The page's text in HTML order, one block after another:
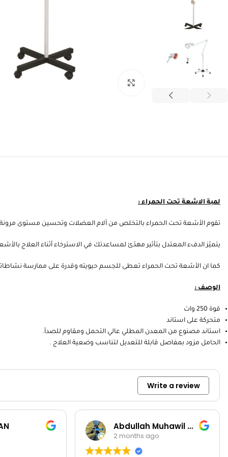
لمبة الاشعة تحت الحمراء :
تقوم الأشعة تحت الحمراء بالتخلص من آلام العضلات وتحسين مستوى
يتميّز الدفء المعتدل بتأثير مهدّئ لمساعدتك في الاسترخاء أثناء العلاج
كما ان الأشعة تحت الحمراء تعطى للجسم حيويته وقدرة على ممارسة
الوصف :
قوة 250 وات
متحركة على استاند
استاند مصنوع من المعدن المطلي عالي التحمل ومقاوم للصدأ.
الحامل مزود بمفاصل قابلة للتعديل لتناسب وضعية العلاج .
Write a review
Abdullah Muhawil almutairi
2 months ago